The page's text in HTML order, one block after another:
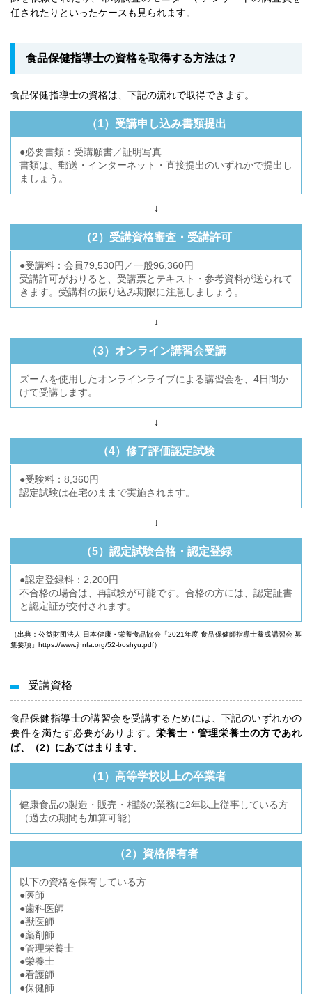
任されたりといったケースも見られます。
食品保健指導士の資格を取得する方法は？
食品保健指導士の資格は、下記の流れで取得できます。
（1）受講申し込み書類提出
●必要書類：受講願書／証明写真
書類は、郵送・インターネット・直接提出のいずれかで提出し
ましょう。
↓
（2）受講資格審査・受講許可
●受講料：会員79,530円／一般96,360円
受講許可がおりると、受講票とテキスト・参考資料が送られて
きます。受講料の振り込み期限に注意しましょう。
↓
（3）オンライン講習会受講
ズームを使用したオンラインライブによる講習会を、4日間か
けて受講します。
↓
（4）修了評価認定試験
●受験料：8,360円
認定試験は在宅のままで実施されます。
↓
（5）認定試験合格・認定登録
●認定登録料：2,200円
不合格の場合は、再試験が可能です。合格の方には、認定証書
と認定証が交付されます。
（出典：公益財団法人 日本健康・栄養食品協会「2021年度 食品保健師指導士養成講習会 募
集要項」 https://www.jhnfa.org/52-boshyu.pdf）
受講資格
食品保健指導士の講習会を受講するためには、下記のいずれかの
要件を満たす必要があります。栄養士・管理栄養士の方であれ
ば、（2）にあてはまります。
（1）高等学校以上の卒業者
健康食品の製造・販売・相談の業務に2年以上従事している方
（過去の期間も加算可能）
（2）資格保有者
以下の資格を保有している方
●医師
●歯科医師
●獣医師
●薬剤師
●管理栄養士
●栄養士
●看護師
●保健師